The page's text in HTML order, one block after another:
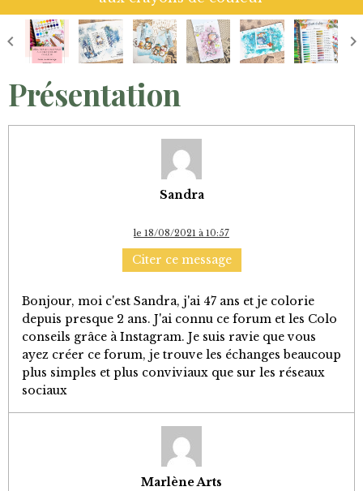
Présentation
Sandra
le 18/08/2021 à 10:57
Citer ce message
Bonjour, moi c'est Sandra, j'ai 47 ans et je colorie
depuis presque 2 ans. J'ai connu ce forum et les Colo
conseils grâce à Instagram. Je suis ravie que vous
ayez créer ce forum, je trouve les échanges beaucoup
plus simples et plus conviviaux que sur les réseaux
sociaux
Marlène Arts